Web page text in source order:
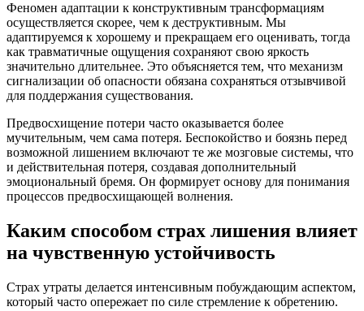
Феномен адаптации к конструктивным трансформациям
осуществляется скорее, чем к деструктивным. Мы
адаптируемся к хорошему и прекращаем его оценивать, тогда
как травматичные ощущения сохраняют свою яркость
значительно длительнее. Это объясняется тем, что механизм
сигнализации об опасности обязана сохраняться отзывчивой
для поддержания существования.
Предвосхищение потери часто оказывается более
мучительным, чем сама потеря. Беспокойство и боязнь перед
возможной лишением включают те же мозговые системы, что
и действительная потеря, создавая дополнительный
эмоциональный бремя. Он формирует основу для понимания
процессов предвосхищающей волнения.
Каким способом страх лишения влияет
на чувственную устойчивость
Страх утраты делается интенсивным побуждающим аспектом,
который часто опережает по силе стремление к обретению.